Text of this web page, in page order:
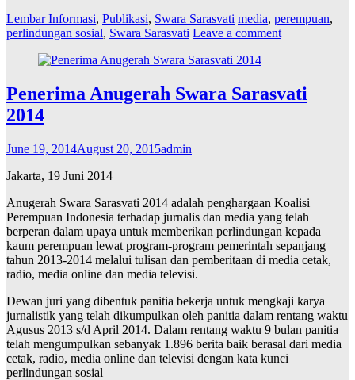
Lembar Informasi, Publikasi, Swara Sarasvati media, perempuan,
perlindungan sosial, Swara Sarasvati Leave a comment
Penerima Anugerah Swara Sarasvati
2014
June 19, 2014August 20, 2015admin
Jakarta, 19 Juni 2014
Anugerah Swara Sarasvati 2014 adalah penghargaan Koalisi
Perempuan Indonesia terhadap jurnalis dan media yang telah
berperan dalam upaya untuk memberikan perlindungan kepada
kaum perempuan lewat program-program pemerintah sepanjang
tahun 2013-2014 melalui tulisan dan pemberitaan di media cetak,
radio, media online dan media televisi.
Dewan juri yang dibentuk panitia bekerja untuk mengkaji karya
jurnalistik yang telah dikumpulkan oleh panitia dalam rentang waktu
Agusus 2013 s/d April 2014. Dalam rentang waktu 9 bulan panitia
telah mengumpulkan sebanyak 1.896 berita baik berasal dari media
cetak, radio, media online dan televisi dengan kata kunci
perlindungan sosial